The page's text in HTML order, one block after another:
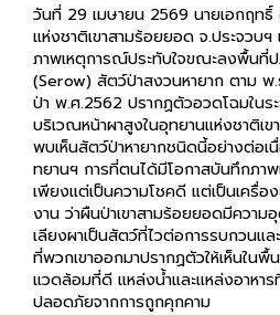
วันที่ 29 เมษายน 2569 นายเอกฤทธิ์
แห่งชาติเขาสามร้อยยอด จ.ประจวบ
ภาพเหตุการณ์ประทับใจขณะลงพื้นที่
(Serow) สัตว์ป่าสงวนหายาก ตาม
ป่า พ.ศ.2562 ปรากฏตัวอวดโฉมในร
บริเวณหน้าผาสูงในอุทยานแห่งชาติเ
พบเห็นสัตว์ป่าหายากชนิดนี้อย่างต่อ
ทยานฯ การที่ตนได้มีโอกาสบันทึกภา
เพียงแต่เป็นความโชคดี แต่เป็นเครื่อ
งาน ว่าผืนป่าเขาสามร้อยยอดมีควา
เลียงผาเป็นสัตว์ที่ไวต่อการรบกวนแ
ที่พวกเขาออกมาปรากฏตัวให้เห็นใ
แวดล้อมที่ดี แหล่งน้ำและแหล่งอาห
ปลอดภัยจากการถูกคุกคาม